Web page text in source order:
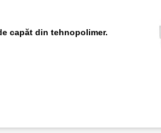
capăt din tehnopolimer.